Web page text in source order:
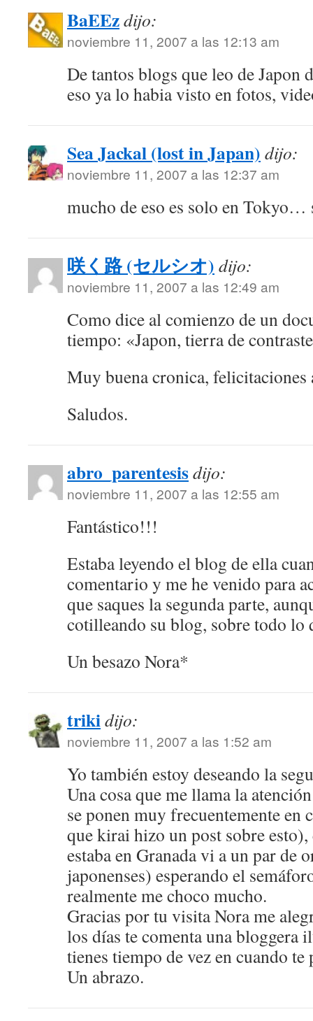
BaEEzdijo:
noviembre 11, 2007 a las 12:13 am
De tantos blogs que leo de Japon
eso ya lo habia visto en fotos,
Sea Jackal (lost in Japan) dijo:
noviembre 11, 2007 a las 12:37 am
mucho de eso es solo en Tokyo…
咲く路 (セルシオ) dijo:
noviembre 11, 2007 a las 12:49 am
Como dice al comienzo de un
tiempo: «Japon, tierra de
Muy buena cronica, felicitaciones
Saludos.
abro_parentesisdijo:
noviembre 11, 2007 a las 12:55 am
Fantástico!!!
Estaba leyendo el blog de ella
comentario y me he venido para
que saques la segunda parte,
cotilleando su blog, sobre todo lo
Un besazo Nora*
trikidijo:
noviembre 11, 2007 a las 1:52 am
Yo también estoy deseando la
Una cosa que me llama la
se ponen muy frecuentemente
que kirai hizo un post sobre
estaba en Granada vi a un par de
japonenses) esperando el
realmente me choco mucho.
Gracias por tu visita Nora me
los días te comenta una bloggera
tienes tiempo de vez en cuando te
Un abrazo.